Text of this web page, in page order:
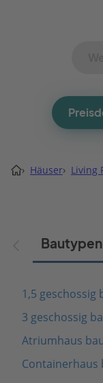
› Häuser› Living
1,5 geschossig
3 geschossig
Atriumhaus
Containerhaus